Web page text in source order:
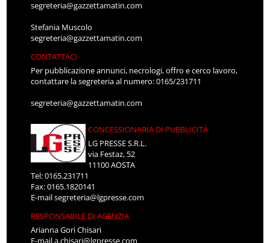
segreteria@gazzettamatin.com
Stefania Muscolo
segreteria@gazzettamatin.com
CONTATTACI
Per pubblicazione annunci, necrologi, offro e cerco lavoro,
contattare la segreteria al numero: 0165/231711
segreteria@gazzettamatin.com
CONCESSIONARIA DI PUBBLICITÀ
LG PRESSE S.R.L.
via Festaz, 52
11100 AOSTA
Tel: 0165.231711
Fax: 0165.1820141
E-mailsegreteria@lgpresse.com
RESPONSABILE DI AGENZIA
Arianna Gori Chisari
E-maila.chisari@lgpresse.com